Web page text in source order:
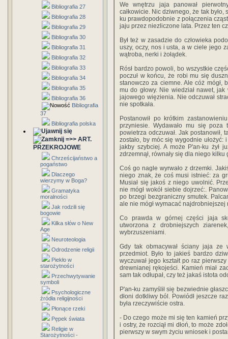
Bibliografia 27
Bibliografia 28
Bibliografia 29
Bibliografia 30
Bibliografia 31
Bibliografia 32
Bibliografia 33
Bibliografia 34
Bibliografia 35
Bibliografia 36
Bibliografia
37
Bibliografia polska
=>> ART.
PRZEKROJOWE
Chrześcijaństwo a
pogaństwo
Dlaczego
wierzymy w Boga?
Gramatyka
moralności
Jak rodzili się
bogowie
Kilka słów o New
Age
Neuroteologia
Odrodzenie religii
Piekło w
starożytności
Przechwytywanie
symboli
Psychologiczne
źródła religijności
Płonące rzeki
Pępek świata
Religie w
Starożytności -
We wnętrzu jaja panował
całkowicie. Nic dziwnego, że tak było,
ku prawdopodobnie z połączenia
jaju przez niezliczone lata. Przez ten
Był też w zasadzie do człowieka
uszy, oczy, nos i usta, a w ciele jego
wątroba, nerki i żołądek.
Rósł bardzo powoli, bo wszystkie
poczuł w końcu, że robi mu się
stanowczo za ciemne. Ale cóż mógł,
mu do głowy. Nie wiedział nawet,
jajowego więzienia. Nie odczuwał
nie spotkała.
Postanowił po krótkim
przyniesie. Wydawało mu się
powietrza odczuwał. Jak postanowił,
zostało, by móc się wygodnie ułożyć:
jakby szybciej. A może P'an-ku żył
zdrzemnął, równały się dla niego
Coś go nagle wyrwało z drzemki.
niego znak, że coś musi istnieć: za
Musiał się jakoś z niego uwolnić.
nie mógł wokół siebie dojrzeć:.
po brzegi bezgraniczny smutek.
ale nie mógł wymacać
Co prawda w górnej części jaja
utworzona z drobniejszych
wybrzuszeniami.
Gdy tak obmacywał ściany jaja ze
przedmiot. Było to jakieś bardzo
wyczuwał jego kształt po raz
drewnianej rękojeści. Kamień miał
sam tak odłupał, czy też jakaś istota
P'an-ku zamyślił się bezwiednie
dłoni dotkliwy ból. Powiódł jeszcze
była rzeczywiście ostra.
- Do czego może mi się ten kamień
i ostry, że rozciął mi dłoń, to może
pierwszy w swym życiu wniosek i